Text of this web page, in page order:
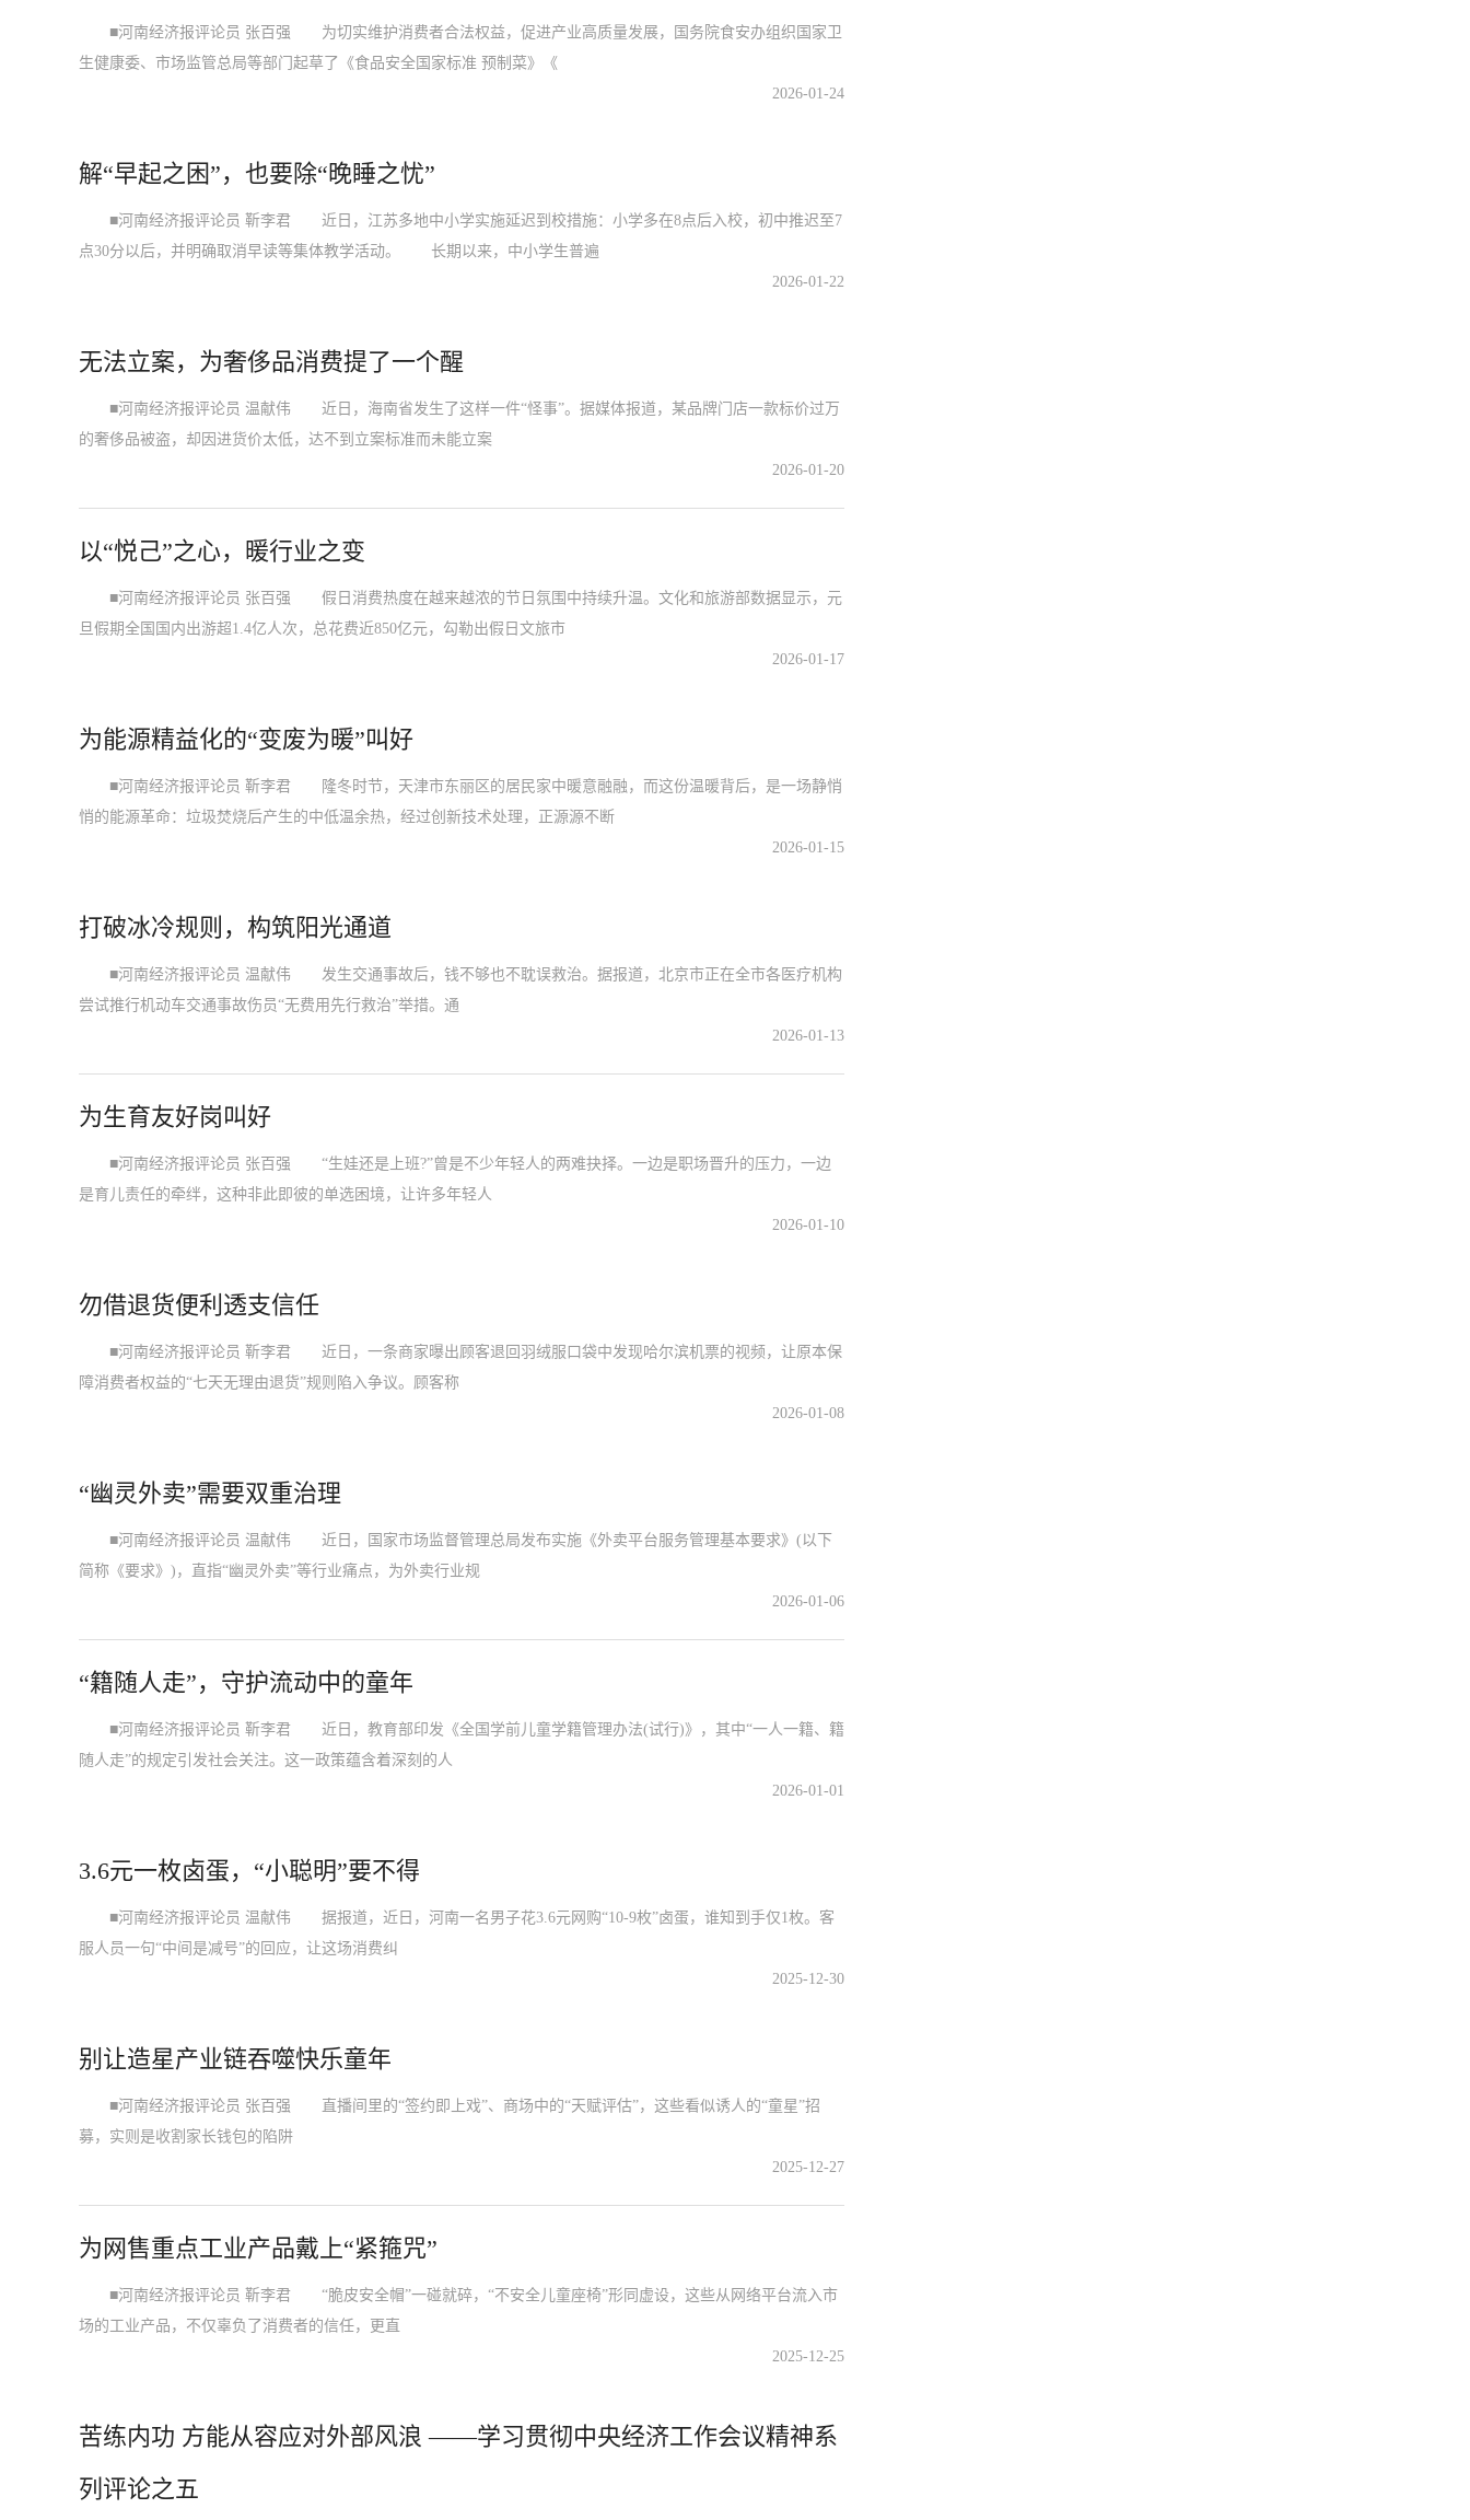
■河南经济报评论员 张百强 为切实维护消费者合法权益，促进产业高质量发展，国务院食安办组织国家卫
生健康委、市场监管总局等部门起草了《食品安全国家标准 预制菜》《
2026-01-24
解“早起之困”，也要除“晚睡之忧”
■河南经济报评论员 靳李君 近日，江苏多地中小学实施延迟到校措施：小学多在8点后入校，初中推迟至7
点30分以后，并明确取消早读等集体教学活动。 长期以来，中小学生普遍
2026-01-22
无法立案，为奢侈品消费提了一个醒
■河南经济报评论员 温献伟 近日，海南省发生了这样一件“怪事”。据媒体报道，某品牌门店一款标价过万
的奢侈品被盗，却因进货价太低，达不到立案标准而未能立案
2026-01-20
以“悦己”之心，暖行业之变
■河南经济报评论员 张百强 假日消费热度在越来越浓的节日氛围中持续升温。文化和旅游部数据显示，元
旦假期全国国内出游超1.4亿人次，总花费近850亿元，勾勒出假日文旅市
2026-01-17
为能源精益化的“变废为暖”叫好
■河南经济报评论员 靳李君 隆冬时节，天津市东丽区的居民家中暖意融融，而这份温暖背后，是一场静悄
悄的能源革命：垃圾焚烧后产生的中低温余热，经过创新技术处理，正源源不断
2026-01-15
打破冰冷规则，构筑阳光通道
■河南经济报评论员 温献伟 发生交通事故后，钱不够也不耽误救治。据报道，北京市正在全市各医疗机构
尝试推行机动车交通事故伤员“无费用先行救治”举措。通
2026-01-13
为生育友好岗叫好
■河南经济报评论员 张百强 “生娃还是上班?”曾是不少年轻人的两难抉择。一边是职场晋升的压力，一边
是育儿责任的牵绊，这种非此即彼的单选困境，让许多年轻人
2026-01-10
勿借退货便利透支信任
■河南经济报评论员 靳李君 近日，一条商家曝出顾客退回羽绒服口袋中发现哈尔滨机票的视频，让原本保
障消费者权益的“七天无理由退货”规则陷入争议。顾客称
2026-01-08
“幽灵外卖”需要双重治理
■河南经济报评论员 温献伟 近日，国家市场监督管理总局发布实施《外卖平台服务管理基本要求》(以下
简称《要求》)，直指“幽灵外卖”等行业痛点，为外卖行业规
2026-01-06
“籍随人走”，守护流动中的童年
■河南经济报评论员 靳李君 近日，教育部印发《全国学前儿童学籍管理办法(试行)》，其中“一人一籍、籍
随人走”的规定引发社会关注。这一政策蕴含着深刻的人
2026-01-01
3.6元一枚卤蛋，“小聪明”要不得
■河南经济报评论员 温献伟 据报道，近日，河南一名男子花3.6元网购“10-9枚”卤蛋，谁知到手仅1枚。客
服人员一句“中间是减号”的回应，让这场消费纠
2025-12-30
别让造星产业链吞噬快乐童年
■河南经济报评论员 张百强 直播间里的“签约即上戏”、商场中的“天赋评估”，这些看似诱人的“童星”招
募，实则是收割家长钱包的陷阱
2025-12-27
为网售重点工业产品戴上“紧箍咒”
■河南经济报评论员 靳李君 “脆皮安全帽”一碰就碎，“不安全儿童座椅”形同虚设，这些从网络平台流入市
场的工业产品，不仅辜负了消费者的信任，更直
2025-12-25
苦练内功 方能从容应对外部风浪 ——学习贯彻中央经济工作会议精神系
列评论之五